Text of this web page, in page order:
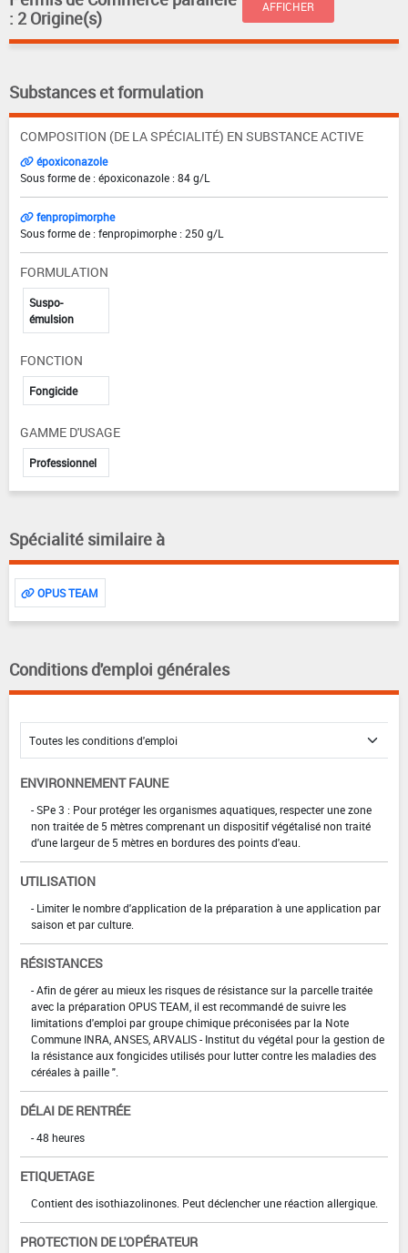
: 2 Origine(s)
AFFICHER
Substances et formulation
COMPOSITION (DE LA SPÉCIALITÉ) EN SUBSTANCE ACTIVE
époxiconazole
Sous forme de : époxiconazole : 84 g/L
fenpropimorphe
Sous forme de : fenpropimorphe : 250 g/L
FORMULATION
Suspo-
émulsion
FONCTION
Fongicide
GAMME D'USAGE
Professionnel
Spécialité similaire à
OPUS TEAM
Conditions d'emploi générales
ENVIRONNEMENT FAUNE
- SPe 3 : Pour protéger les organismes aquatiques, respecter une zone
non traitée de 5 mètres comprenant un dispositif végétalisé non traité
d'une largeur de 5 mètres en bordures des points d'eau.
UTILISATION
- Limiter le nombre d'application de la préparation à une application par
saison et par culture.
RÉSISTANCES
- Afin de gérer au mieux les risques de résistance sur la parcelle traitée
avec la préparation OPUS TEAM, il est recommandé de suivre les
limitations d'emploi par groupe chimique préconisées par la Note
Commune INRA, ANSES, ARVALIS - Institut du végétal pour la gestion de
la résistance aux fongicides utilisés pour lutter contre les maladies des
céréales à paille ".
DÉLAI DE RENTRÉE
- 48 heures
ETIQUETAGE
Contient des isothiazolinones. Peut déclencher une réaction allergique.
PROTECTION DE L'OPÉRATEUR